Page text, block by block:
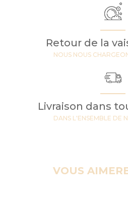
Retour de la
NOUS NOUS
Livraison dans
DANS L'ENSEMBLE DE
VOUS